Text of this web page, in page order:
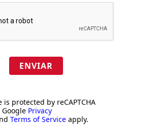
ENVIAR
is protected by reCAPTCHA
Privacy
Terms of Service apply.